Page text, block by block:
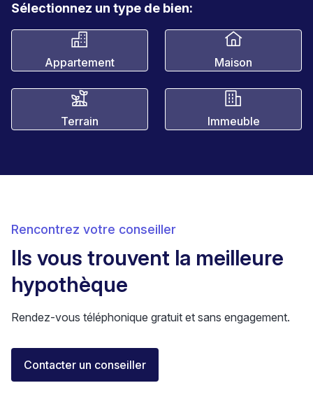
Sélectionnez un type de bien:
Appartement Maison
Terrain Immeuble
Rencontrez votre conseiller
Ils vous trouvent la meilleure
hypothèque
Rendez-vous téléphonique gratuit et sans engagement.
Contacter un conseiller
Florent Buser
Area Sales Director Romandie